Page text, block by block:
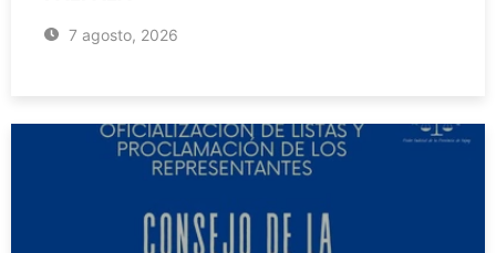
7 agosto, 2026